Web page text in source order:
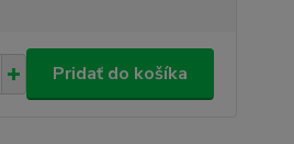
Pridať do košíka